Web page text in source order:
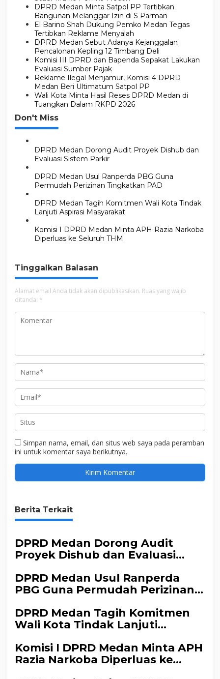
DPRD Medan Minta Satpol PP Tertibkan
Bangunan Melanggar Izin di S Parman
El Barino Shah Dukung Pemko Medan Tegas
Tertibkan Reklame Menyalah
DPRD Medan Sebut Adanya Kejanggalan
Pencalonan Kepling 12 Timbang Deli
Komisi III DPRD dan Bapenda Sepakat Lakukan
Evaluasi Sumber Pajak
Reklame Ilegal Menjamur, Komisi 4 DPRD
Medan Beri Ultimatum Satpol PP
Wali Kota Minta Hasil Reses DPRD Medan di
Tuangkan Dalam RKPD 2026
Don't Miss
DPRD Medan Dorong Audit Proyek Dishub dan
Evaluasi Sistem Parkir
DPRD Medan Usul Ranperda PBG Guna
Permudah Perizinan Tingkatkan PAD
DPRD Medan Tagih Komitmen Wali Kota Tindak
Lanjuti Aspirasi Masyarakat
Komisi I DPRD Medan Minta APH Razia Narkoba
Diperluas ke Seluruh THM
Tinggalkan Balasan
Alamat email Anda tidak akan dipublikasikan. Ruas yang wajib
ditandai *
Simpan nama, email, dan situs web saya pada peramban
ini untuk komentar saya berikutnya.
Berita Terkait
DPRD Medan Dorong Audit
Proyek Dishub dan Evaluasi
DPRD Medan Usul Ranperda
PBG Guna Permudah Perizinan
DPRD Medan Tagih Komitmen
Wali Kota Tindak Lanjuti
Komisi I DPRD Medan Minta APH
Razia Narkoba Diperluas ke